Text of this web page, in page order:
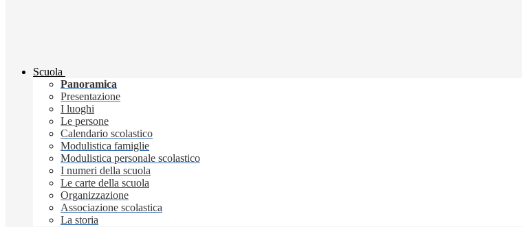
Scuola
Panoramica
Presentazione
I luoghi
Le persone
Calendario scolastico
Modulistica famiglie
Modulistica personale scolastico
I numeri della scuola
Le carte della scuola
Organizzazione
Associazione scolastica
La storia